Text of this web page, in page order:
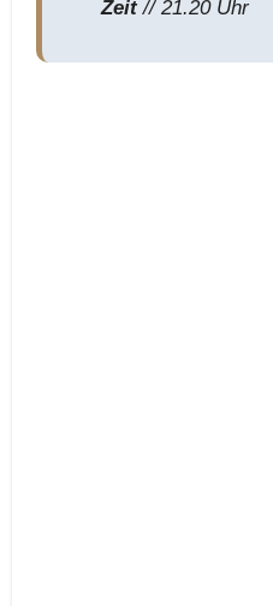
Zeit// 21.20 Uhr